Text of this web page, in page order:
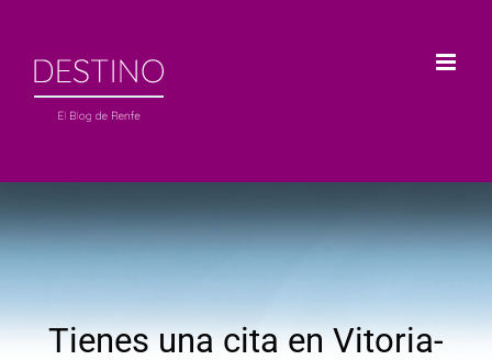
contenido
Tienes una cita en Vitoria-